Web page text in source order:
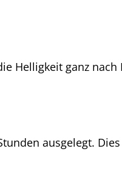
Helligkeit ganz
ausgelegt.